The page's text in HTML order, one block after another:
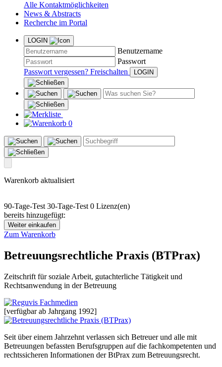
Alle Kontaktmöglichkeiten
News & Abstracts
Recherche im Portal
LOGIN
Benutzername
Passwort
Passwort vergessen? Freischalten
0
Warenkorb aktualisiert
90-Tage-Test 30-Tage-Test 0 Lizenz(en)
bereits hinzugefügt:
Weiter einkaufen
Zum Warenkorb
Betreuungsrechtliche Praxis (BTPrax)
Zeitschrift für soziale Arbeit, gutachterliche Tätigkeit und
Rechtsanwendung in der Betreuung
[verfügbar ab Jahrgang 1992]
Seit über einem Jahrzehnt verlassen sich Betreuer und alle mit
Betreuungen befassten Berufsgruppen auf die fachkompetenten und
rechtssicheren Informationen der BtPrax zum Betreuungsrecht.